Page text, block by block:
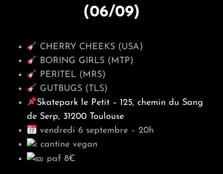
(06/09)
CHERRY CHEEKS (USA)
BORING GIRLS (MTP)
PERITEL (MRS)
GUTBUGS (TLS)
Skatepark le Petit – 125, chemin du Sang
de Serp, 31200 Toulouse
vendredi 6 septembre – 20h
cantine vegan
paf 8€